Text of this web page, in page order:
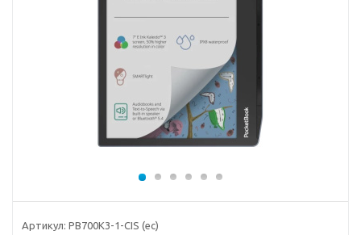
Артикул: PB700K3-1-CIS (ec)